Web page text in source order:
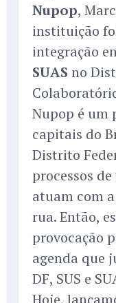
Nupop,
instituição
integração
SUAS no
Nupop é um
capitais do
Distrito
processos
atuam com
rua. Então,
provocação
agenda que
DF, SUS e
Hoje,